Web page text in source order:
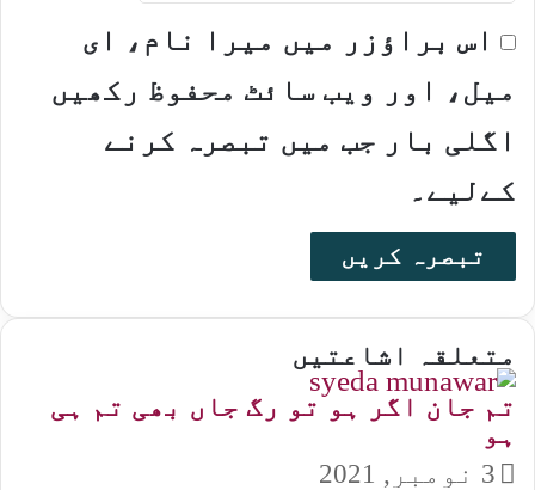
اس براؤزر میں میرا نام، ای
میل، اور ویب سائٹ محفوظ رکھیں
اگلی بار جب میں تبصرہ کرنے
کےلیے۔
متعلقہ اشاعتیں
تم جان اگر ہو تو رگ جاں بھی تم ہی
ہو
3 نومبر, 2021